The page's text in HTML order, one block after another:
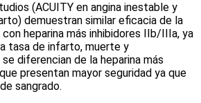
(ACUITY en angina inestable y
demuestran similar eficacia de la
heparina más inhibidores IIb/IIIa, ya
tasa de infarto, muerte y
diferencian de la heparina más
presentan mayor seguridad ya que
sangrado.